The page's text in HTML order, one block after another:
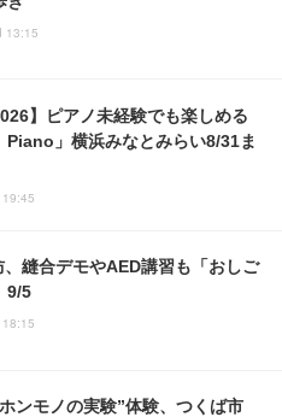
13:15
】ピアノ未経験でも楽しめる
Piano」横浜みなとみらい8/31ま
縫合デモやAED講習も「おしご
9/5
ンモノの実験”体験、つくば市